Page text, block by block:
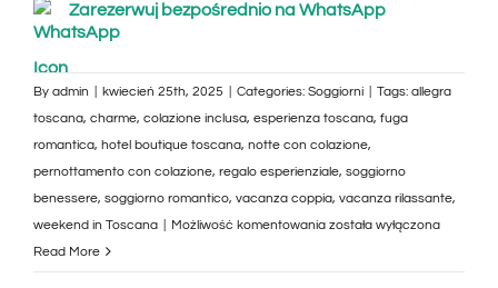
Zarezerwuj bezpośrednio na WhatsApp
By admin kwiecień 25th, 2025 Categories: Soggiorni Tags: allegra
toscana, charme, colazione inclusa, esperienza toscana, fuga
romantica, hotel boutique toscana, notte con colazione,
pernottamento con colazione, regalo esperienziale, soggiorno
benessere, soggiorno romantico, vacanza coppia, vacanza rilassante,
weekend in Toscana
Możliwość komentowania Soggiorno
una
została wyłączona
Read More